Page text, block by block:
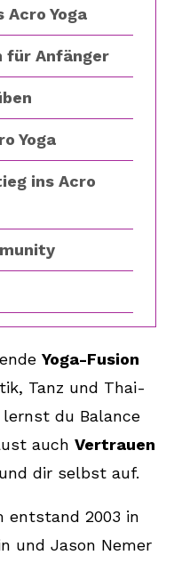
Acro Yoga
für Anfänger
Yoga
ins Acro
gibt es im
besteht Acro
sich für Acro
Yoga-Fusion
Tanz und Thai-
lernst du Balance
auch Vertrauen
dir selbst auf.
entstand 2003 in
und Jason Nemer